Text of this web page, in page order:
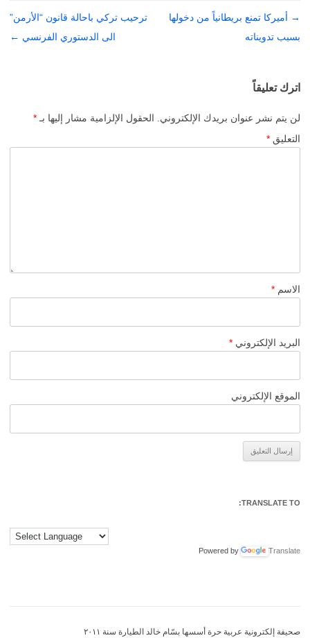
تصفّح
المقالات
→ أميركا تمنع بريطانياً من دخولها
بسبب تدويناته
ترحيب تركي باحالة قانون “الأرمن”
الى الدستوري الفرنسي ←
اترك تعليقاً
لن يتم نشر عنوان بريدك الإلكتروني. الحقول الإلزامية مشار إليها بـ *
التعليق *
الاسم *
البريد الإلكتروني *
الموقع الإلكتروني
TRANSLATE TO:
Powered by Translate
صحيفة إلكترونية عربية حرة أسسها بسّام خالد الطيارة سنة ٢٠١١